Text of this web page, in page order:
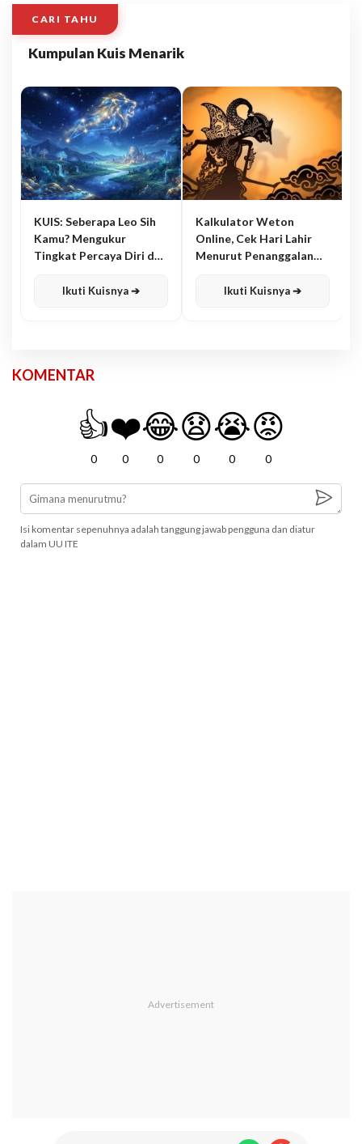
CARI TAHU
Kumpulan Kuis Menarik
KUIS: Seberapa Leo Sih
Kamu? Mengukur
Tingkat Percaya Diri dan
Ikuti Kuisnya ➔
Kalkulator Weton
Online, Cek Hari Lahir
Menurut Penanggalan
Ikuti Kuisnya ➔
KOMENTAR
👍
0
❤️
0
😂
0
😧
0
😭
0
😡
0
Isi komentar sepenuhnya adalah tanggung jawab pengguna dan diatur
dalam UU ITE